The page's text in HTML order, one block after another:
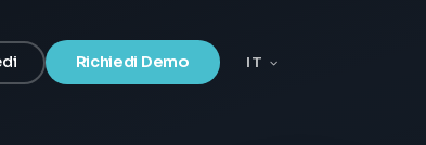
Richiedi Demo IT